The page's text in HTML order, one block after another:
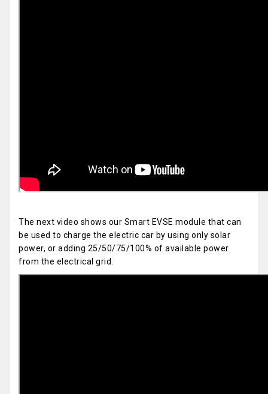
The next video shows our Smart EVSE module that can
be used to charge the electric car by using only solar
power, or adding 25/50/75/100% of available power
from the electrical grid.